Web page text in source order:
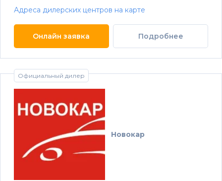
Адреса дилерских центров на карте
Онлайн заявка Подробнее
Официальный дилер
Новокар